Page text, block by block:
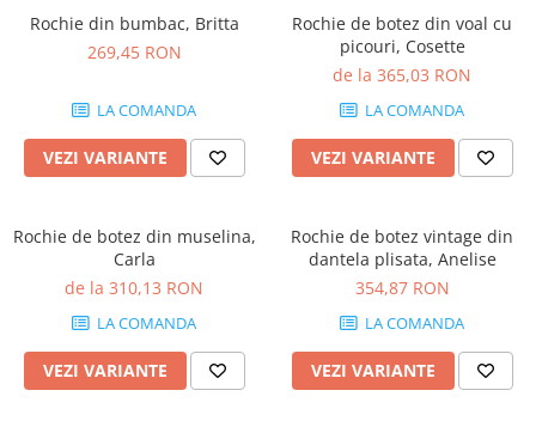
Rochie din bumbac, Britta
269,45 RON
LA COMANDA
VEZI VARIANTE
Rochie de botez din voal cu
picouri, Cosette
de la 365,03 RON
LA COMANDA
VEZI VARIANTE
Rochie de botez din muselina,
Carla
de la 310,13 RON
LA COMANDA
VEZI VARIANTE
Rochie de botez vintage din
dantela plisata, Anelise
354,87 RON
LA COMANDA
VEZI VARIANTE